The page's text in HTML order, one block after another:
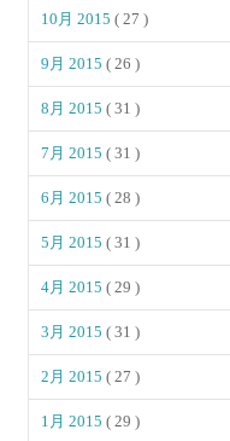
10月 2015( 27 )
9月 2015( 26 )
8月 2015( 31 )
7月 2015( 31 )
6月 2015( 28 )
5月 2015( 31 )
4月 2015( 29 )
3月 2015( 31 )
2月 2015( 27 )
1月 2015( 29 )